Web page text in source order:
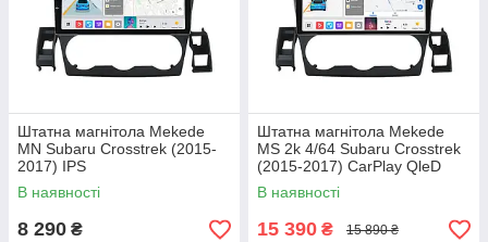
Штатна магнітола Mekede
MN Subaru Crosstrek (2015-
2017) IPS
В наявності
8 290 ₴
Штатна магнітола Mekede
MS 2k 4/64 Subaru Crosstrek
(2015-2017) CarPlay QleD
В наявності
15 390 ₴ 15 890 ₴